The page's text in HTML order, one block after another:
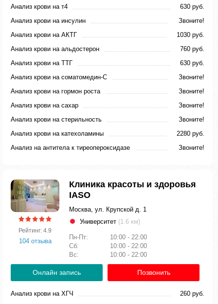
Анализ крови на т4
630 руб.
Анализ крови на инсулин
Звоните!
Анализ крови на АКТГ
1030 руб.
Анализ крови на альдостерон
760 руб.
Анализ крови на ТТГ
630 руб.
Анализ крови на соматомедин-С
Звоните!
Анализ крови на гормон роста
Звоните!
Анализ крови на сахар
Звоните!
Анализ крови на стерильность
Звоните!
Анализ крови на катехоламины
2280 руб.
Анализ на антитела к тиреопероксидазе
Звоните!
Рейтинг: 4.9
104 отзыва
Клиника красоты и здоровья
IASO
Москва, ул. Крупской д. 1
Университет (1.6 км)
Пн-Пт:
10:00 - 22:00
Сб:
10:00 - 22:00
Вс:
10:00 - 22:00
Онлайн запись Позвонить
Анализ крови на ХГЧ 260 руб.